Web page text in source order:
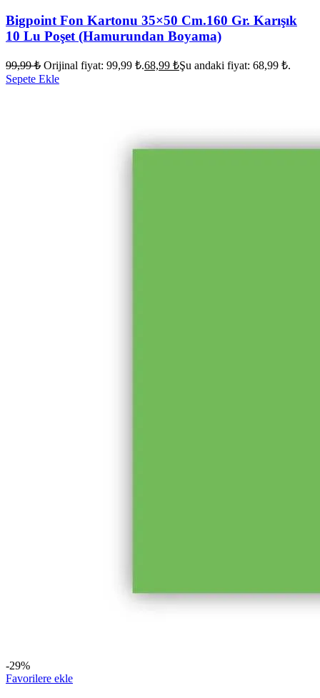
Bigpoint Fon Kartonu 35×50 Cm.160 Gr. Karışık
10 Lu Poşet (Hamurundan Boyama)
99,99₺ Orijinal fiyat: 99,99 ₺.68,99 ₺Şu andaki fiyat: 68,99 ₺.
Sepete Ekle
-29%
Favorilere ekle